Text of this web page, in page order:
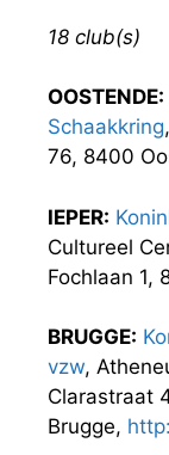
18 club(s)
OOSTENDE:
Schaakkring
76, 8400
IEPER:
Cultureel
Fochlaan 1,
BRUGGE:
vzw,
Clarastraat
Brugge,